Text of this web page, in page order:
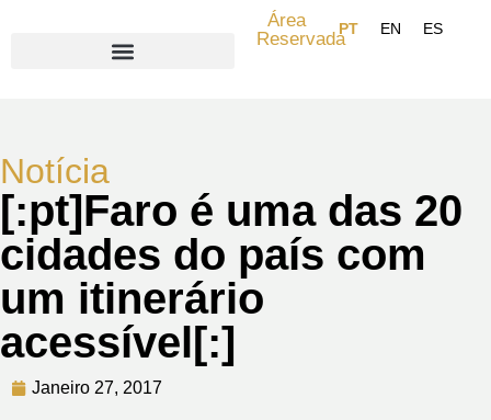
Área
Reservada
Notícia
[:pt]Faro é uma das 20
cidades do país com
um itinerário
acessível[:]
Janeiro 27, 2017